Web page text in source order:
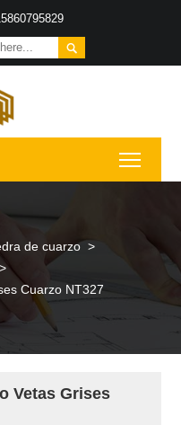

de cuarzo >
>
Cuarzo NT327
Vetas Grises